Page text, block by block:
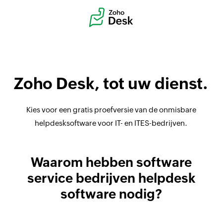
Zoho Desk, tot uw dienst.
Kies voor een gratis proefversie van de onmisbare
helpdesksoftware voor IT- en ITES-bedrijven.
Waarom hebben software
service bedrijven helpdesk
software nodig?